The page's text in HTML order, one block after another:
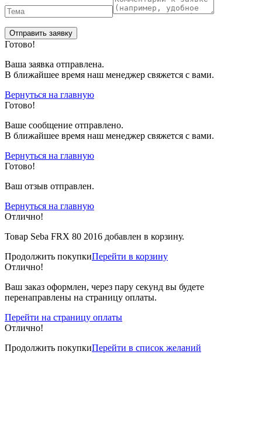
Готово!
Ваша заявка отправлена.
В ближайшее время наш менеджер свяжется с вами.
Вернуться на главную
Готово!
Вашe сообщение отправлено.
В ближайшее время наш менеджер свяжется с вами.
Вернуться на главную
Готово!
Ваш отзыв отправлен.
Вернуться на главную
Отлично!
Товар Seba FRX 80 2016 добавлен в корзину.
Продолжить покупкиПерейти в корзину
Отлично!
Ваш заказ оформлен, через пару секунд вы будете
перенаправлены на страницу оплаты.
Перейти на страницу оплаты
Отлично!
Продолжить покупкиПерейти в список желаний